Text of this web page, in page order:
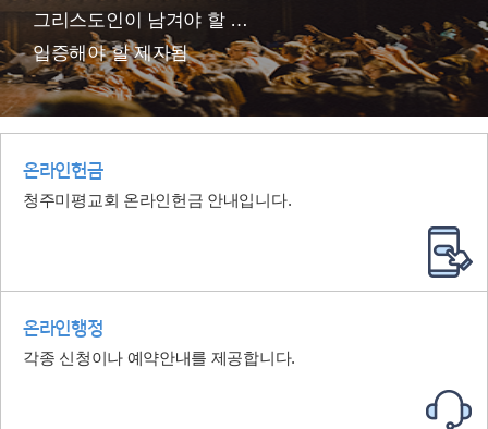
그리스도인이 남겨야 할 유산 세 가지
입증해야 할 제자됨
온라인헌금
청주미평교회 온라인헌금 안내입니다.
온라인행정
각종 신청이나 예약안내를 제공합니다.